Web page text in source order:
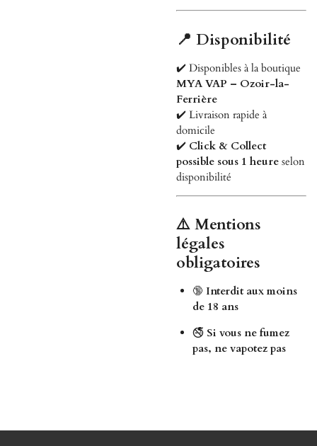
📍 Disponibilité
✔️ Disponibles à la boutique
MYA VAP – Ozoir-la-
Ferrière
✔️ Livraison rapide à
domicile
✔️ Click & Collect
possible sous 1 heure selon
disponibilité
⚠️ Mentions
légales
obligatoires
🔞 Interdit aux moins
de 18 ans
🚭 Si vous ne fumez
pas, ne vapotez pas